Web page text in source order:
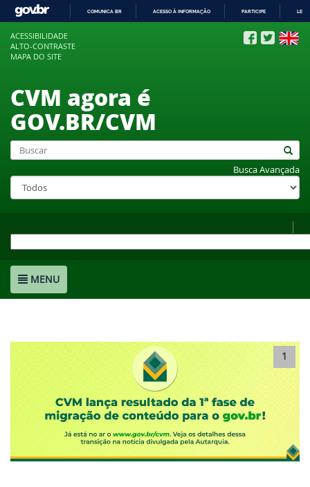
COMUNICA BR ACESSO À INFORMAÇÃO PARTICIPE
ACESSIBILIDADE
ALTO-CONTRASTE
MAPA DO SITE
CVM agora é
GOV.BR/CVM
Busca Avançada
MENU
1